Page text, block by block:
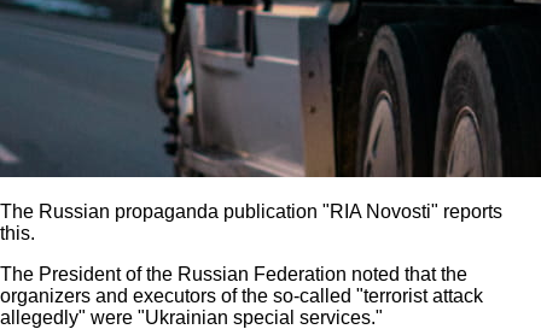
The Russian propaganda publication "RIA Novosti" reports
this.
The President of the Russian Federation noted that the
organizers and executors of the so-called "terrorist attack
allegedly" were "Ukrainian special services."